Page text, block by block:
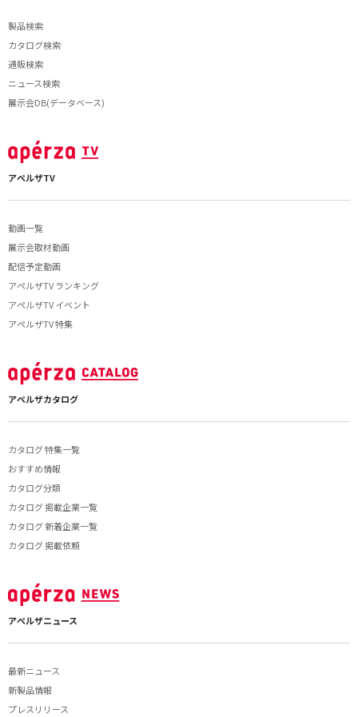
製品検索
カタログ検索
通販検索
ニュース検索
展示会DB(データベース)
アペルザTV
動画一覧
展示会取材動画
配信予定動画
アペルザTV ランキング
アペルザTV イベント
アペルザTV 特集
アペルザカタログ
カタログ 特集一覧
おすすめ情報
カタログ分類
カタログ 掲載企業一覧
カタログ 新着企業一覧
カタログ 掲載依頼
アペルザニュース
最新ニュース
新製品情報
プレスリリース